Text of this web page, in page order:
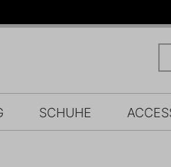
SCHUHE